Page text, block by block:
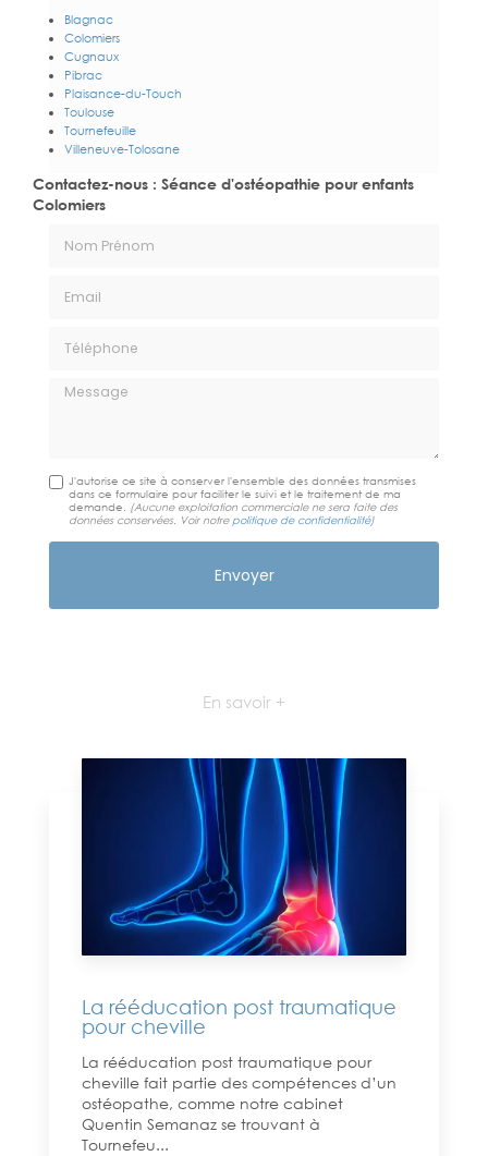
Blagnac
Colomiers
Cugnaux
Pibrac
Plaisance-du-Touch
Toulouse
Tournefeuille
Villeneuve-Tolosane
Contactez-nous : Séance d'ostéopathie pour enfants
Colomiers
Message
J'autorise ce site à conserver l'ensemble des données transmises
dans ce formulaire pour faciliter le suivi et le traitement de ma
demande. (Aucune exploitation commerciale ne sera faite des
données conservées. Voir notre politique de confidentialité)
En savoir +
La rééducation post traumatique
pour cheville
La rééducation post traumatique pour
cheville fait partie des compétences d’un
ostéopathe, comme notre cabinet
Quentin Semanaz se trouvant à
Tournefeu...